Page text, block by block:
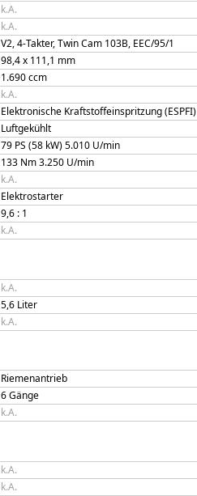
k.A.
k.A.
V2, 4-Takter, Twin Cam 103B, EEC/95/1
98,4x 111,1 mm
1.690ccm
k.A.
Elektronische Kraftstoffeinspritzung (ESPFI)
Luftgekühlt
79 PS (58 kW)5.010 U/min
133 Nm3.250 U/min
k.A.
Elektrostarter
9,6 : 1
k.A.
k.A.
5,6 Liter
k.A.
Riemenantrieb
6 Gänge
k.A.
k.A.
k.A.